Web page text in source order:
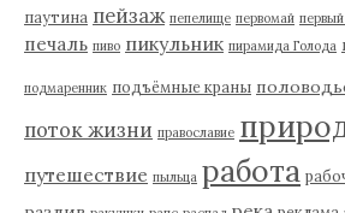
паутина пейзаж пепелище первомай
печаль пиво пикульник пирамида Голода
подмаренник подъёмные краны
поток жизни православие
путешествие пыльца работа